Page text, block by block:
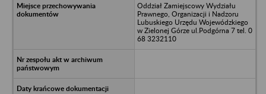
Oddział Zamiejscowy Wydziału
Prawnego, Organizacji i Nadzoru
Lubuskiego Urzędu Wojewódzkiego
w Zielonej Górze ul.Podgórna 7 tel. 0
68 3232110